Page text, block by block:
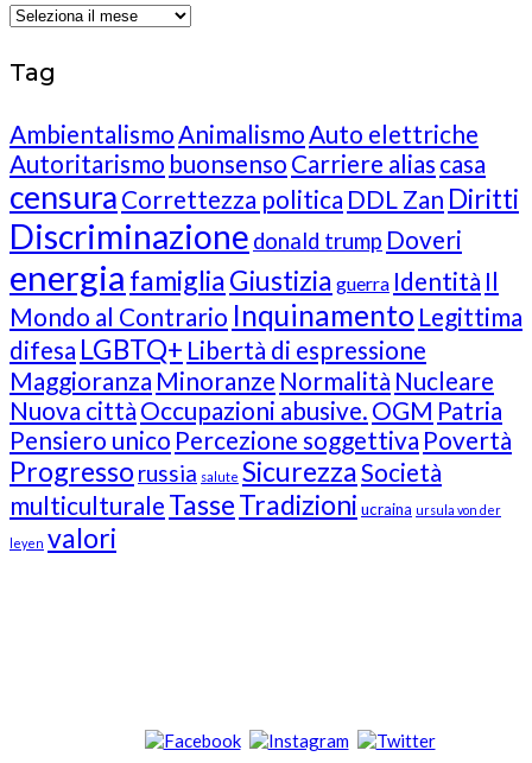
Archives
Tag
AmbientalismoAnimalismoAuto elettriche
Autoritarismo buonsenso Carriere alias casa
censura Correttezza politica DDL Zan Diritti
Discriminazione donald trump Doveri
energia famigliaGiustizia guerra Identità Il
Mondo al Contrario Inquinamento Legittima
difesa LGBTQ+ Libertà di espressione
Maggioranza Minoranze Normalità Nucleare
Nuova città Occupazioni abusive. OGM Patria
Pensiero unico Percezione soggettiva Povertà
Progresso russia salute SicurezzaSocietà
multiculturale TasseTradizioni ucraina ursula von der
leyen valori